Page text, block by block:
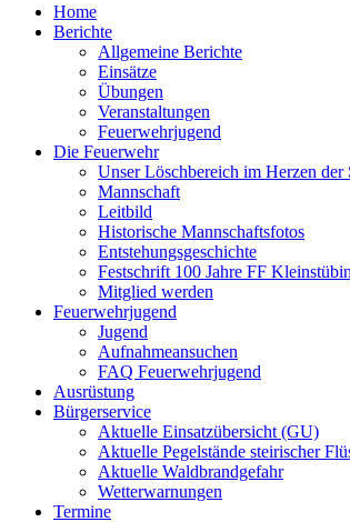
Home
Berichte
Allgemeine Berichte
Einsätze
Übungen
Veranstaltungen
Feuerwehrjugend
Die Feuerwehr
Unser Löschbereich im Herzen der
Mannschaft
Leitbild
Historische Mannschaftsfotos
Entstehungsgeschichte
Festschrift 100 Jahre FF
Mitglied werden
Feuerwehrjugend
Jugend
Aufnahmeansuchen
FAQ Feuerwehrjugend
Ausrüstung
Bürgerservice
Aktuelle Einsatzübersicht (GU)
Aktuelle Pegelstände steirischer
Aktuelle Waldbrandgefahr
Wetterwarnungen
Termine